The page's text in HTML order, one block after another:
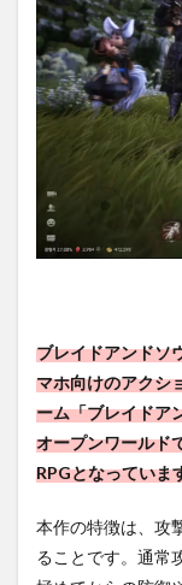
ブレイドアンドソ
マホ向けのアクシ
ーム「ブレイドア
オープンワールド
RPGとなっていま
本作の特徴は、攻
ることです。通常